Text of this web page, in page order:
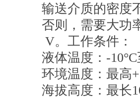
输送介质的密度
否则，需要大功
V。工作条件：
液体温度：-
环境温度：最高
海拔高度：最长